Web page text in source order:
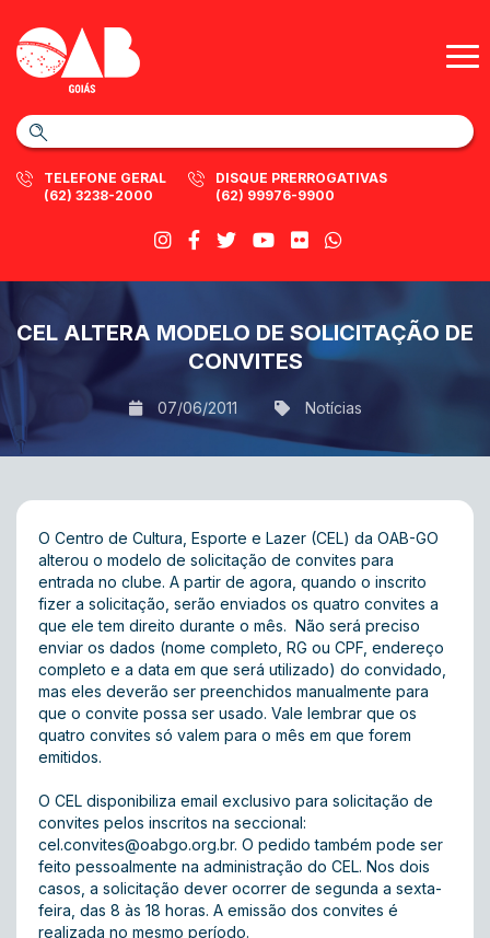
TELEFONE GERAL
(62) 3238-2000
DISQUE PRERROGATIVAS
(62) 99976-9900
CEL ALTERA MODELO DE SOLICITAÇÃO DE
CONVITES
07/06/2011 Notícias
O Centro de Cultura, Esporte e Lazer (CEL) da OAB-GO
alterou o modelo de solicitação de convites para
entrada no clube. A partir de agora, quando o inscrito
fizer a solicitação, serão enviados os quatro convites a
que ele tem direito durante o mês. Não será preciso
enviar os dados (nome completo, RG ou CPF, endereço
completo e a data em que será utilizado) do convidado,
mas eles deverão ser preenchidos manualmente para
que o convite possa ser usado. Vale lembrar que os
quatro convites só valem para o mês em que forem
emitidos.
O CEL disponibiliza email exclusivo para solicitação de
convites pelos inscritos na seccional:
cel.convites@oabgo.org.br. O pedido também pode ser
feito pessoalmente na administração do CEL. Nos dois
casos, a solicitação dever ocorrer de segunda a sexta-
feira, das 8 às 18 horas. A emissão dos convites é
realizada no mesmo período.